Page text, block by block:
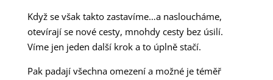
Když se však takto zastavíme…a nasloucháme,
otevírají se nové cesty, mnohdy cesty bez úsilí.
Víme jen jeden další krok a to úplně stačí.
Pak padají všechna omezení a možné je téměř